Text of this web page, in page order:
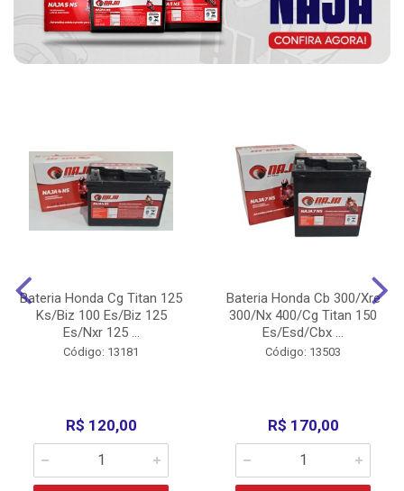
Bateria Honda Cg Titan 125
Ks/Biz 100 Es/Biz 125
Es/Nxr 125 ...
Código: 13181
R$ 120,00
Bateria Honda Cb 300/Xre
300/Nx 400/Cg Titan 150
Es/Esd/Cbx ...
Código: 13503
R$ 170,00